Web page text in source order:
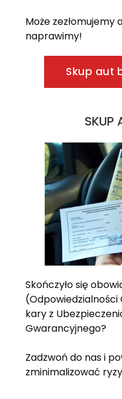
Może zezłomujemy
naprawimy!
Skup aut
SKUP
Skończyło się
(Odpowiedzialności
kary z
Gwarancyjnego?
Zadzwoń do nas i
zminimalizować